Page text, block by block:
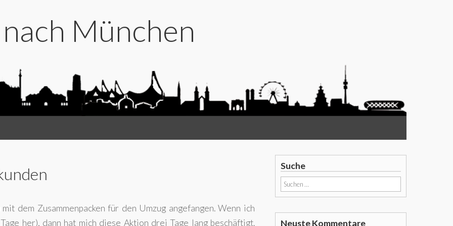
München
dem Zusammenpacken für den Umzug angefangen. Wenn ich
her), dann hat mich diese Aktion drei Tage lang beschäftigt.
Suche
Suchen
nach:
Neuste Kommentare